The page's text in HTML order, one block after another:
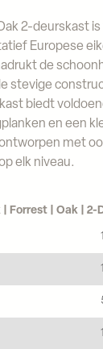
2-deurskast
Europese
de
stevige
biedt
en een
met
elk niveau.
Forrest | Oak | 2-
1